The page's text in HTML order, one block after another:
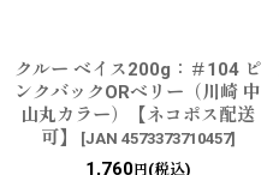
クルー ベイス200g：＃104 ピ
ンクバックORベリー（川崎 中
山丸カラー）【ネコポス配送
可】
[JAN 4573373710457]
1,760円(税込)